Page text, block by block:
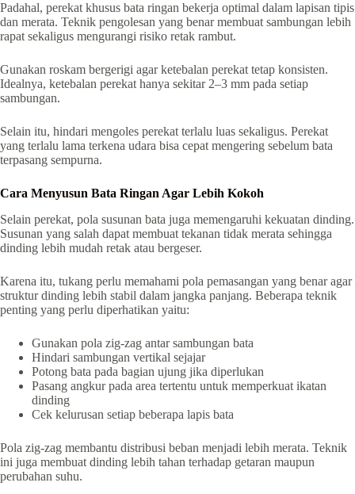
Padahal, perekat khusus bata ringan bekerja optimal dalam lapisan tipis
dan merata. Teknik pengolesan yang benar membuat sambungan lebih
rapat sekaligus mengurangi risiko retak rambut.
Gunakan roskam bergerigi agar ketebalan perekat tetap konsisten.
Idealnya, ketebalan perekat hanya sekitar 2–3 mm pada setiap
sambungan.
Selain itu, hindari mengoles perekat terlalu luas sekaligus. Perekat
yang terlalu lama terkena udara bisa cepat mengering sebelum bata
terpasang sempurna.
Cara Menyusun Bata Ringan Agar Lebih Kokoh
Selain perekat, pola susunan bata juga memengaruhi kekuatan dinding.
Susunan yang salah dapat membuat tekanan tidak merata sehingga
dinding lebih mudah retak atau bergeser.
Karena itu, tukang perlu memahami pola pemasangan yang benar agar
struktur dinding lebih stabil dalam jangka panjang. Beberapa teknik
penting yang perlu diperhatikan yaitu:
Gunakan pola zig-zag antar sambungan bata
Hindari sambungan vertikal sejajar
Potong bata pada bagian ujung jika diperlukan
Pasang angkur pada area tertentu untuk memperkuat ikatan
dinding
Cek kelurusan setiap beberapa lapis bata
Pola zig-zag membantu distribusi beban menjadi lebih merata. Teknik
ini juga membuat dinding lebih tahan terhadap getaran maupun
perubahan suhu.